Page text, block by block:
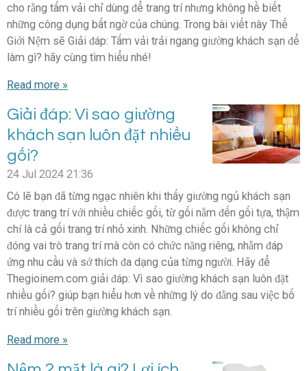
cho rằng tấm vải chỉ dùng để trang trí nhưng không hề biết
những công dụng bất ngờ của chúng. Trong bài viết này Thế
Giới Nệm sẽ Giải đáp: Tấm vải trải ngang giường khách sạn để
làm gì? hãy cùng tìm hiểu nhé!
Read more »
Giải đáp: Vì sao giường
khách sạn luôn đặt nhiều
gối?
24 Jul 2024 21:36
Có lẽ bạn đã từng ngạc nhiên khi thấy giường ngủ khách sạn
được trang trí với nhiều chiếc gối, từ gối nằm đến gối tựa, thậm
chí là cả gối trang trí nhỏ xinh. Những chiếc gối không chỉ
đóng vai trò trang trí mà còn có chức năng riêng, nhằm đáp
ứng nhu cầu và sở thích đa dạng của từng người. Hãy để
Thegioinem.com giải đáp: Vì sao giường khách sạn luôn đặt
nhiều gối? giúp bạn hiểu hơn về những lý do đằng sau việc bố
trí nhiều gối trên giường khách sạn.
Read more »